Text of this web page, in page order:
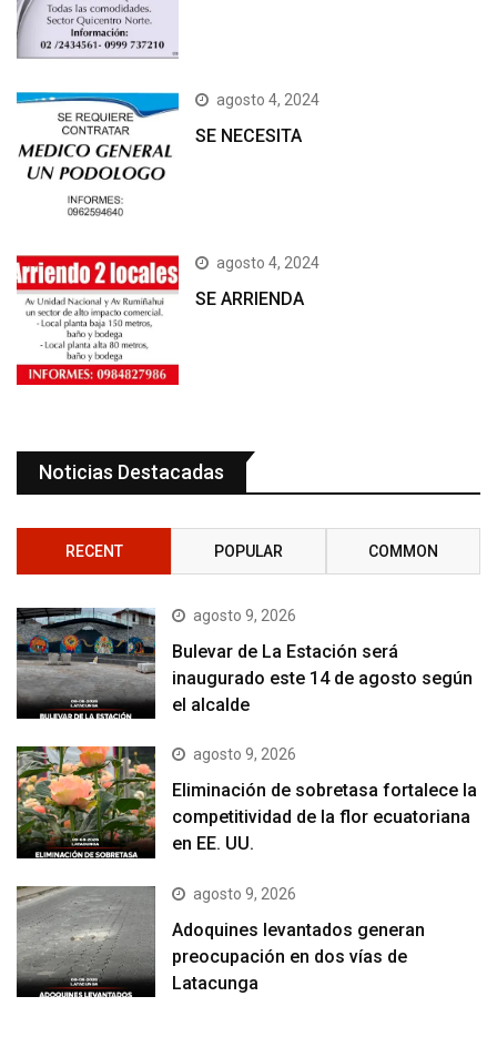
agosto 4, 2024
SE NECESITA
agosto 4, 2024
SE ARRIENDA
Noticias Destacadas
RECENT POPULAR COMMON
agosto 9, 2026
Bulevar de La Estación será
inaugurado este 14 de agosto según
el alcalde
agosto 9, 2026
Eliminación de sobretasa fortalece la
competitividad de la flor ecuatoriana
en EE. UU.
agosto 9, 2026
Adoquines levantados generan
preocupación en dos vías de
Latacunga